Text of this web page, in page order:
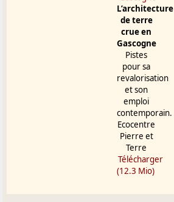
L’architecture
de terre
crue en
Gascogne
Pistes
pour sa
revalorisation
et son
emploi
contemporain.
Ecocentre
Pierre et
Terre
Télécharger
(12.3 Mio)